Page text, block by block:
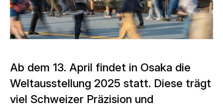
Ab dem 13. April findet in Osaka die
Weltausstellung 2025 statt. Diese trägt
viel Schweizer Präzision und